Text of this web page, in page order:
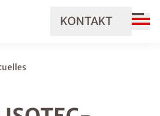
KONTAKT